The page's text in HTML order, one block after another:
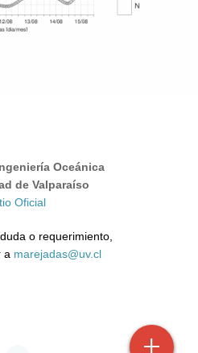
Oceánica
de Valparaíso
Oficial
o requerimiento,
a marejadas@uv.cl